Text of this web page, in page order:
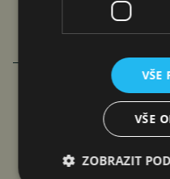
COOLITA
INDONÉSKOU
MEDIA
VŠE
VŠE
ZOBRAZIT